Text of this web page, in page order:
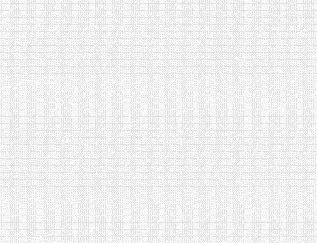
BIOTYFULL BOX DES MOIS DE FÉVRIER ET
MARS 2024 FEAT. AKILA
[VIDÉO] LA SÉLECTION DU MOIS
#JANVIER2024
[VIDÉO] HELLOFRESH #34 : IDÉES
RECETTES RISOTTO